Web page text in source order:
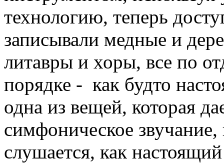
технологию, теперь
записывали медные и
литавры и хоры, все по
порядке - как будто
одна из вещей, которая
симфоническое
слушается, как